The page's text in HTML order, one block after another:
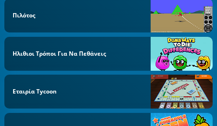
Πιλότος
Ηλιθιοι Τρόποι Για Να Πεθάνεις
Εταιρία Tycoon